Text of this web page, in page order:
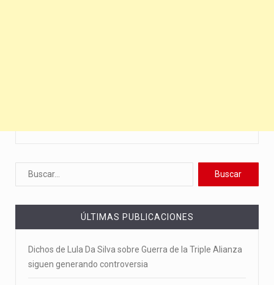
ÚLTIMAS PUBLICACIONES
Dichos de Lula Da Silva sobre Guerra de la Triple Alianza
siguen generando controversia